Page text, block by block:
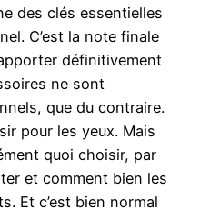
des clés essentielles
C’est la note finale
définitivement
ne sont
que du contraire.
pour les yeux. Mais
quoi choisir, par
et comment bien les
Et c’est bien normal